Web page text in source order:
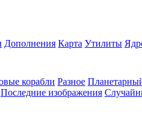
Дополнения Карта Утилиты
корабли Разное
Последние изображения